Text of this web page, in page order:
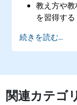
教え方や
を習得する
ChatGPT
事務作業
特定の教
ChatGPT
続きを読む...
関連カテゴ